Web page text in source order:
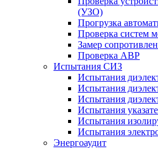
(УЗО)
Прогрузка
Проверка систем
Замер
Проверка АВР
Испытания СИЗ
Испытания
Испытания
Испытания
Испытания
Испытания
Испытания
Энергоаудит